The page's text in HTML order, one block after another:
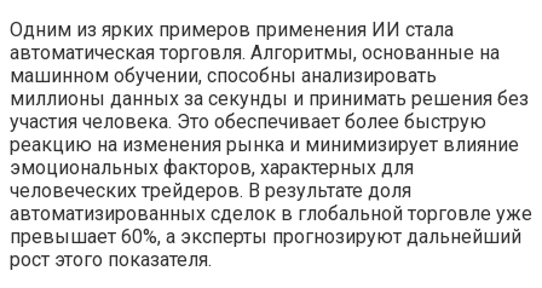
Одним из ярких примеров применения ИИ стала
автоматическая торговля. Алгоритмы, основанные на
машинном обучении, способны анализировать
миллионы данных за секунды и принимать решения без
участия человека. Это обеспечивает более быструю
реакцию на изменения рынка и минимизирует влияние
эмоциональных факторов, характерных для
человеческих трейдеров. В результате доля
автоматизированных сделок в глобальной торговле уже
превышает 60%, а эксперты прогнозируют дальнейший
рост этого показателя.